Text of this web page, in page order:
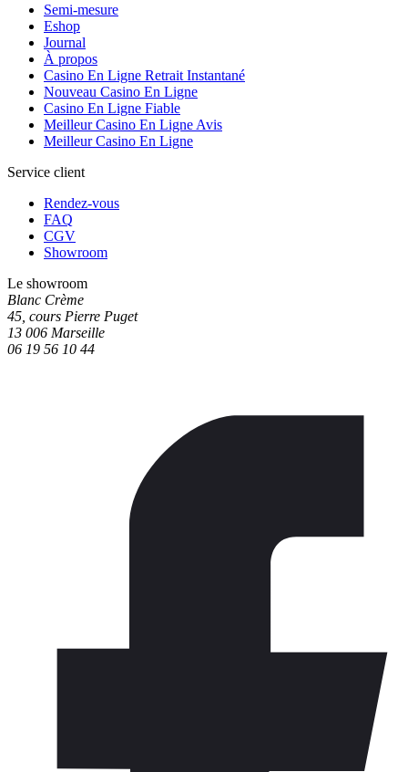
Semi-mesure
Eshop
Journal
À propos
Casino En Ligne Retrait Instantané
Nouveau Casino En Ligne
Casino En Ligne Fiable
Meilleur Casino En Ligne Avis
Meilleur Casino En Ligne
Service client
Rendez-vous
FAQ
CGV
Showroom
Le showroom
Blanc Crème
45, cours Pierre Puget
13 006 Marseille
06 19 56 10 44